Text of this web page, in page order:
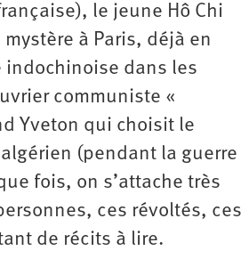
le jeune Hô Chi
à Paris, déjà en
dans les
communiste «
Yveton qui choisit le
(pendant la guerre
fois, on s’attache très
ces révoltés, ces
de récits à lire.